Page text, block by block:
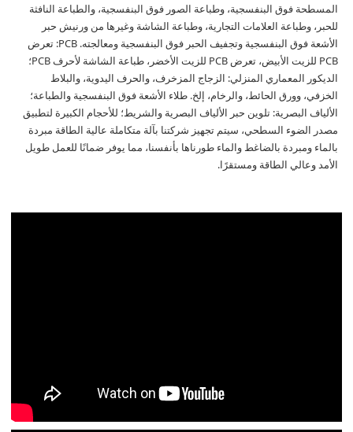
المسطحة فوق البنفسجية، وطباعة الصور فوق البنفسجية، والطباعة النافثة
للحبر، وطباعة العلامات التجارية، وطباعة الشاشة وغيرها من ورنيش حبر
الأشعة فوق البنفسجية وتجفيف الحبر فوق البنفسجية ومعالجته. PCB: تعرض
PCB للزيت الأبيض، تعرض PCB للزيت الأخضر، طباعة الشاشة لأحرف PCB؛
الديكور المعماري المنزلي: الزجاج المزخرف، والحرف اليدوية، والبلاط
الخزفي، وورق الحائط، والرخام، إلخ. طلاء الأشعة فوق البنفسجية والطباعة؛
الألياف البصرية: تلوين حبر الألياف البصرية والشريط؛ للأحجام الكبيرة لتطبيق
مصدر الضوء السطحي، سيتم تجهيز شركتنا بآلة متكاملة عالية الطاقة مبردة
بالماء ومبردة بالضاغط والماء طورناها بأنفسنا، مما يوفر ضمانًا للعمل طويل
الأمد وعالي الطاقة ومستقرًا.